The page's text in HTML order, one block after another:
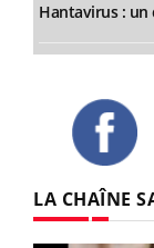
Hantavirus : un
LA CHAÎNE